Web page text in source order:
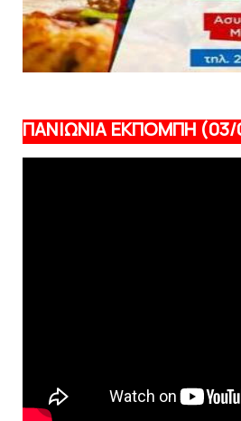
ΠΑΝΙΩΝΙΑ ΕΚΠΟΜΠΗ